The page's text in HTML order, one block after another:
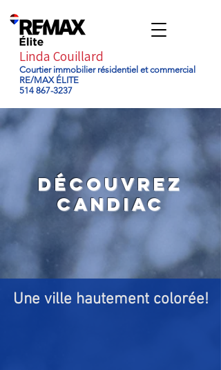
Linda Couillard
Courtier immobilier résidentiel et commercial
RE/MAX ÉLITE
514 867-3237
DÉCOUVREZ
candiac
Une ville hautementcolorée!